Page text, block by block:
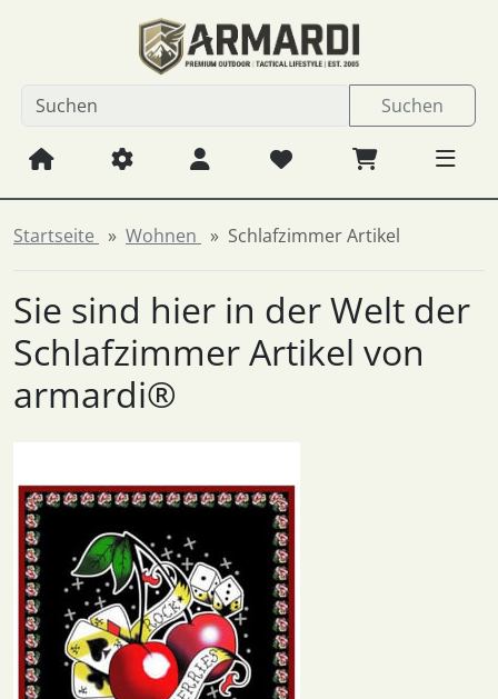
Sprungnavigation
Springe zum Inhalt Springe zur Navigation
Suchen
Startseite Wohnen Schlafzimmer Artikel
Sie sind hier in der Welt der
Schlafzimmer Artikel von
armardi®